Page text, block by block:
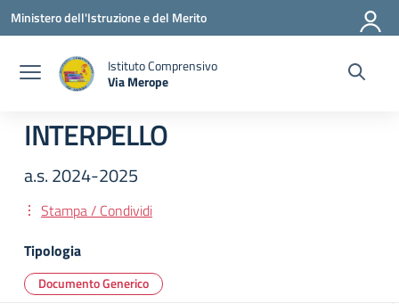
Vai ai contenuti
Vai al menu di navigazione
Vai al footer
Ministero dell'Istruzione e del Merito
Istituto Comprensivo
Via Merope
INTERPELLO
a.s. 2024-2025
Stampa / Condividi
Tipologia
Documento Generico